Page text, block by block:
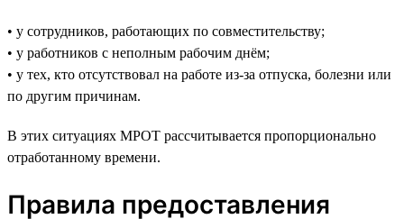
• у сотрудников, работающих по совместительству;
• у работников с неполным рабочим днём;
• у тех, кто отсутствовал на работе из-за отпуска, болезни или
по другим причинам.
В этих ситуациях МРОТ рассчитывается пропорционально
отработанному времени.
Правила предоставления